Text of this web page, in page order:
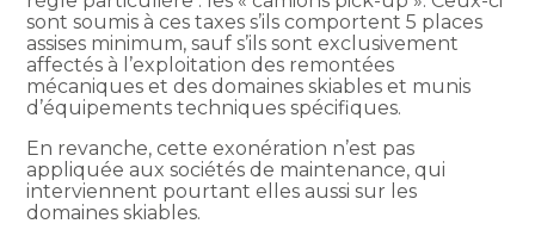
sont soumis à ces taxes s’ils comportent 5 places
assises minimum, sauf s’ils sont exclusivement
affectés à l’exploitation des remontées
mécaniques et des domaines skiables et munis
d’équipements techniques spécifiques.
En revanche, cette exonération n’est pas
appliquée aux sociétés de maintenance, qui
interviennent pourtant elles aussi sur les
domaines skiables.